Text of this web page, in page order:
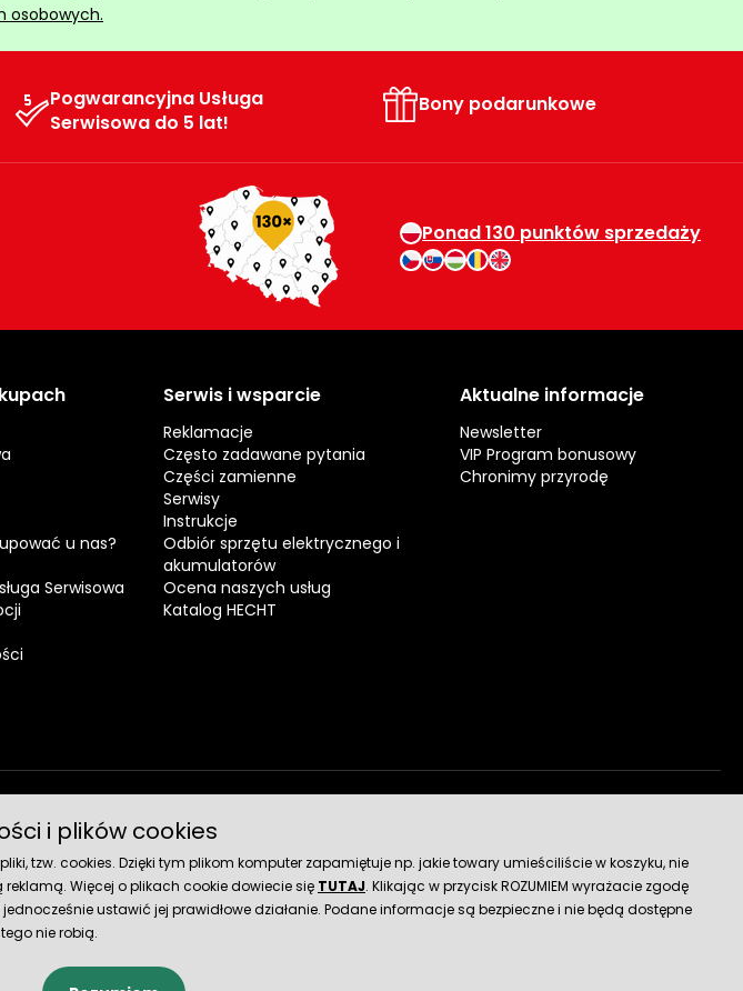
osobowych.
Pogwarancyjna Usługa
Serwisowa do 5 lat!
Bony podarunkowe
Ponad 130 punktów sprzedaży
u nas?
Serwisowa
Serwis i wsparcie
Reklamacje
Często zadawane pytania
Części zamienne
Serwisy
Instrukcje
Odbiór sprzętu elektrycznego i
akumulatorów
Ocena naszych usług
Katalog HECHT
Aktualne informacje
Newsletter
VIP Program bonusowy
Chronimy przyrodę
Metody dostawy
i plików cookies
tzw. cookies. Dzięki tym plikom komputer zapamiętuje np. jakie towary umieściliście w koszyku, nie
Więcej o plikach cookie dowiecie się TUTAJ. Klikając w przycisk ROZUMIEM wyrażacie zgodę
ustawić jej prawidłowe działanie. Podane informacje są bezpieczne i nie będą dostępne
nie robią.